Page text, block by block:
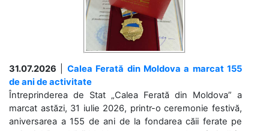
31.07.2026
Calea Ferată din Moldova a marcat 155
de ani de activitate
Întreprinderea de Stat „Calea Ferată din Moldova” a
marcat astăzi, 31 iulie 2026, printr-o ceremonie festivă,
aniversarea a 155 de ani de la fondarea căii ferate pe